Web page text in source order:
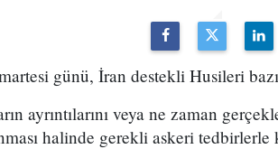
günü, İran destekli Husileri
ayrıntılarını veya ne zaman
halinde gerekli askeri